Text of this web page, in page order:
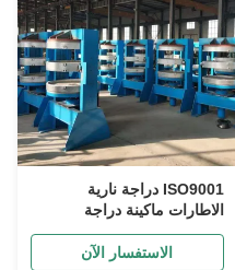
ISO9001 دراجة نارية
الاطارات ماكينة دراجة
الاطارات آلة الكبريت
الاستفسار الآن